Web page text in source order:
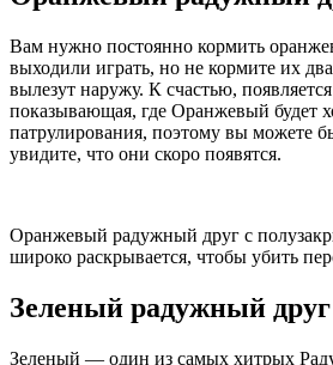
Вам нужно постоянно кормить
выходили играть, но не кормите их
вылезут наружу. К счастью,
показывающая, где Оранжевый будет
патрулирования, поэтому вы можете
увидите, что они скоро появятся.
Оранжевый радужный друг с
широко раскрывается, чтобы убить
Зеленый радужный друг
Зеленый — один из самых хитрых